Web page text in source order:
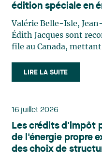
édition spéciale en
Valérie Belle-Isle,
Édith Jacques sont
file au Canada,
le domaine du droit
Belle-Isle est associée
principalement sur le
du territoire. Elle
clientèle publique et
touchant notamment
LIRE LA SUITE
16 juillet 2026
Les crédits d'impôt
de l'énergie propre
des choix de